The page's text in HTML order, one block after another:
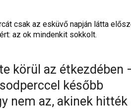
csak az esküvő napján látta
az ok mindenkit sokkolt.
körül az étkezdében
később
nem az, akinek hitték